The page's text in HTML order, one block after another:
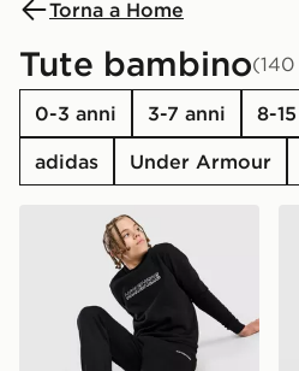
Torna a Home
Tute bambino
0-3 anni 3-7 anni 8-
adidas
Under Armour
McKenzie Dual Crew